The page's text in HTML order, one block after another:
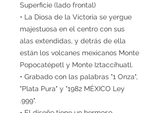
Superficie (lado frontal)
• La Diosa de la Victoria se yergue
majestuosa en el centro con sus
alas extendidas, y detrás de ella
están los volcanes mexicanos Monte
Popocatépetl y Monte Iztaccíhuatl.
• Grabado con las palabras "1 Onza",
"Plata Pura" y "1982 MÉXICO Ley
.999".